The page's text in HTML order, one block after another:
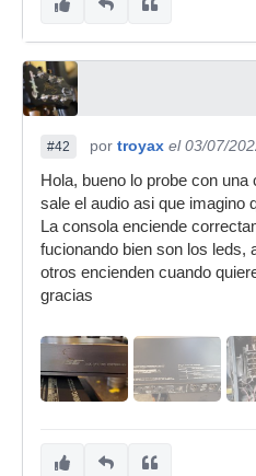
#42 por troyax el 03/07/
Hola, bueno lo probe con
sale el audio asi que imagino
La consola enciende
fucionando bien son los leds,
otros encienden cuando
gracias